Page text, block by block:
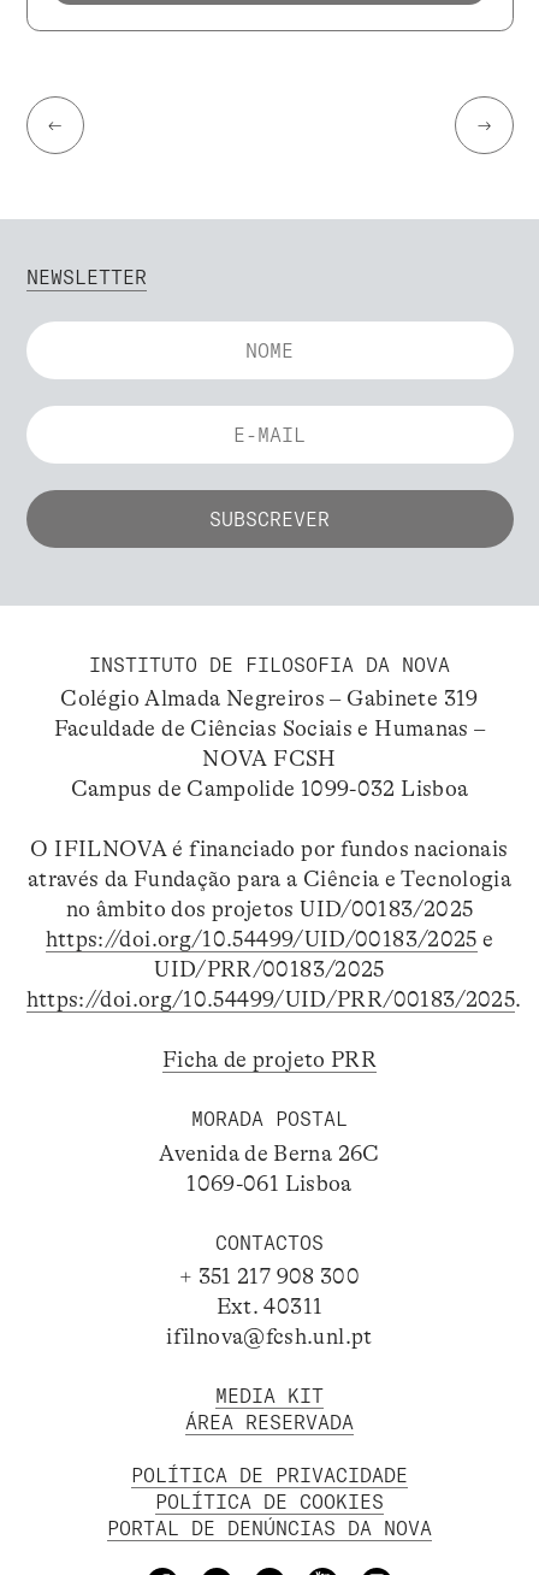
← →
NEWSLETTER
INSTITUTO DE FILOSOFIA DA NOVA
Colégio Almada Negreiros – Gabinete 319
Faculdade de Ciências Sociais e Humanas –
NOVA FCSH
Campus de Campolide 1099-032 Lisboa
O IFILNOVA é financiado por fundos nacionais
através da Fundação para a Ciência e Tecnologia
no âmbito dos projetos UID/00183/2025
https://doi.org/10.54499/UID/00183/2025 e
UID/PRR/00183/2025
https://doi.org/10.54499/UID/PRR/00183/2025.
Ficha de projeto PRR
MORADA POSTAL
Avenida de Berna 26C
1069-061 Lisboa
CONTACTOS
+ 351 217 908 300
Ext. 40311
ifilnova@fcsh.unl.pt
MEDIA KIT
ÁREA RESERVADA
POLÍTICA DE PRIVACIDADE
POLÍTICA DE COOKIES
PORTAL DE DENÚNCIAS DA NOVA